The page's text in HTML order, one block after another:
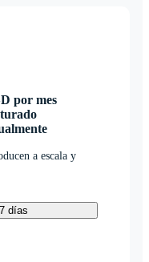
por mes
a escala y
días